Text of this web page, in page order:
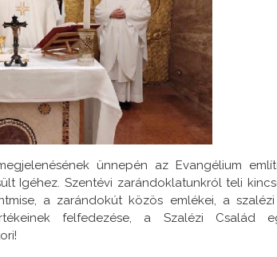
ünnepén az Evangélium
Igéhez. Szentévi zarándoklatunkról teli
a zarándokút közös emlékei, a
felfedezése, a Szalézi Család